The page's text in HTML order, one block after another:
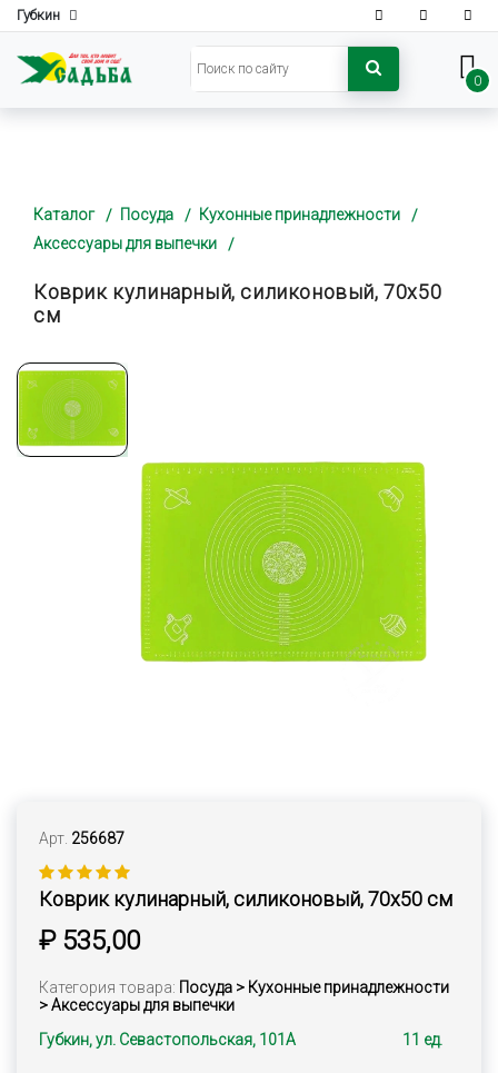
Губкин
0
Каталог Посуда
Кухонные принадлежности
Аксессуары для выпечки
Коврик кулинарный, силиконовый, 70х50
см
Арт. 256687
Коврик кулинарный, силиконовый, 70х50 см
₽ 535,00
Категория товара: Посуда > Кухонные принадлежности
> Аксессуары для выпечки
Губкин, ул. Севастопольская, 101А
11 ед.